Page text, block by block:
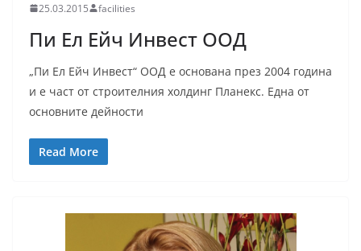
25.03.2015 facilities
Пи Ел Ейч Инвест ООД
„Пи Ел Ейч Инвест“ ООД е основана през 2004 година
и е част от строителния холдинг Планекс. Една от
основните дейности
Read More